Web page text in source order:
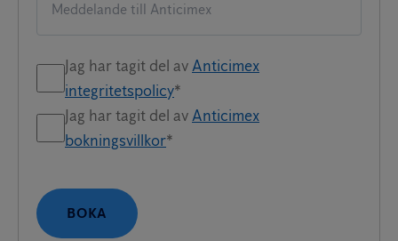
Jag har tagit del avAnticimex
integritetspolicy*
Jag har tagit del avAnticimex
bokningsvillkor*
BOKA